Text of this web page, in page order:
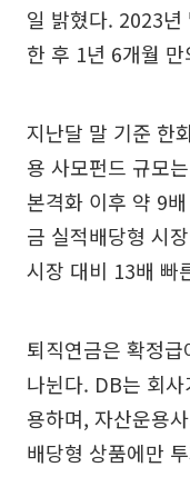
일 밝혔다. 2023
한 후 1년 6개월
지난달 말 기준 한
용 사모펀드 규모
본격화 이후 약 9
금 실적배당형 시
시장 대비 13배 빠
퇴직연금은 확정
나뉜다. DB는 회
용하며, 자산운용
배당형 상품에만